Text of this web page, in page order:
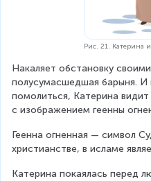
Рис. 21. Катерина и
Накаляет обстановку
полусумасшедшая барыня. И
помолиться, Катерина
с изображением геенны
Геенна огненная — символ
христианстве, в исламе
Катерина покаялась перед